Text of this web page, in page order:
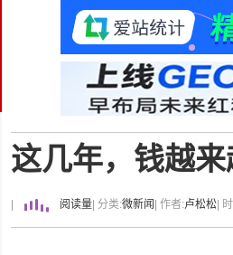
这几年，钱越来
阅读量 | 分类:微新闻 | 作者:卢松松 |